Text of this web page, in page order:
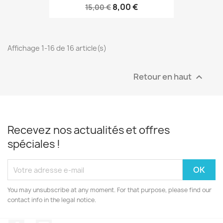
15,00 € 8,00 €
Affichage 1-16 de 16 article(s)
Retour en haut 
Recevez nos actualités et offres
spéciales !
You may unsubscribe at any moment. For that purpose, please find our
contact info in the legal notice.